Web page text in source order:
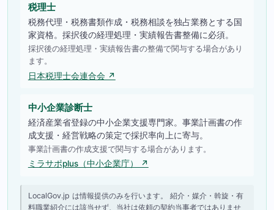
税理士
税務代理・税務書類作成・税務相談を独占業務とする国
家資格。採択後の経理処理・実績報告書整備に必須。
採択後の経理処理・実績報告書の整備で関与する場合があり
ます。
日本税理士会連合会 ↗
中小企業診断士
経済産業省登録の中小企業支援専門家。事業計画書の作
成支援・経営戦略の策定で採択率向上に寄与。
事業計画書の作成支援で関与する場合があります。
ミラサポplus（中小企業庁） ↗
LocalGov.jp は情報提供のみを行います。 紹介・媒介・斡旋・有
料職業紹介には該当せず、当社は依頼の契約当事者ではありませ